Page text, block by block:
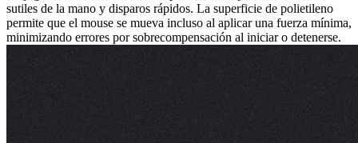
sutiles de la mano y disparos rápidos. La superficie de polietileno
permite que el mouse se mueva incluso al aplicar una fuerza mínima,
minimizando errores por sobrecompensación al iniciar o detenerse.